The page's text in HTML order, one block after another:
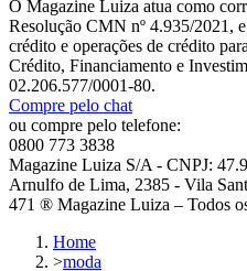
O Magazine Luiza atua como
Resolução CMN nº 4.935/2021,
crédito e operações de crédito
Crédito, Financiamento e
02.206.577/0001-80.
Compre pelo chat
ou compre pelo telefone:
0800 773 3838
Magazine Luiza S/A - CNPJ:
Arnulfo de Lima, 2385 - Vila
471 ® Magazine Luiza – Todos
Home
>moda